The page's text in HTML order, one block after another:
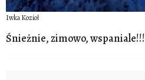
Iwka Kozioł
Śnieżnie, zimowo, wspaniale!!!